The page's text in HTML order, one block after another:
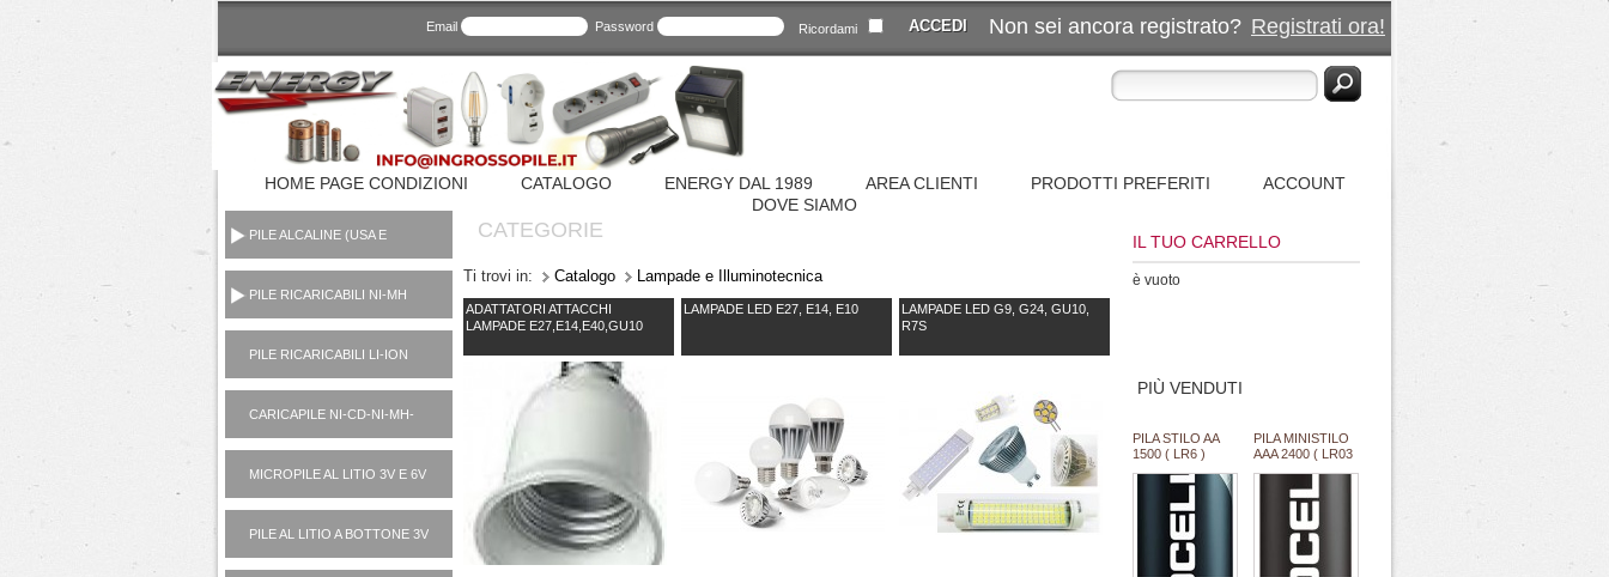
Email Password Ricordami Non sei ancora registrato? Registrati ora!
HOME PAGE CONDIZIONI CATALOGO ENERGY DAL 1989 AREA CLIENTI PRODOTTI PREFERITI
ACCOUNT
DOVE SIAMO
PILE ALCALINE (USA E
GETTA CONSUMER)
PILE RICARICABILI NI-MH
1,2V
PILE RICARICABILI LI-ION
3,7V
CARICAPILE NI-CD-NI-MH-
LI-ION-POWER BANK
MICROPILE AL LITIO 3V E 6V
PILE AL LITIO A BOTTONE 3V
CATEGORIE
Ti trovi in: Catalogo Lampade e Illuminotecnica
ADATTATORI ATTACCHI
LAMPADE E27,E14,E40,GU10
LAMPADE LED E27, E14, E10
LAMPADE LED G9, G24, GU10,
R7S
IL TUO CARRELLO
è vuoto
PIÙ VENDUTI
PILA STILO AA
1500 ( LR6 )
PROCELL
DURACELL
INDUSTRIAL
"SFUSO/BULK"
(#68 111068)
*MINIMO 100
PILA MINISTILO
AAA 2400 ( LR03
DURACELL
"SFUSO/BULK"
(#70 111070)
*MINIMO